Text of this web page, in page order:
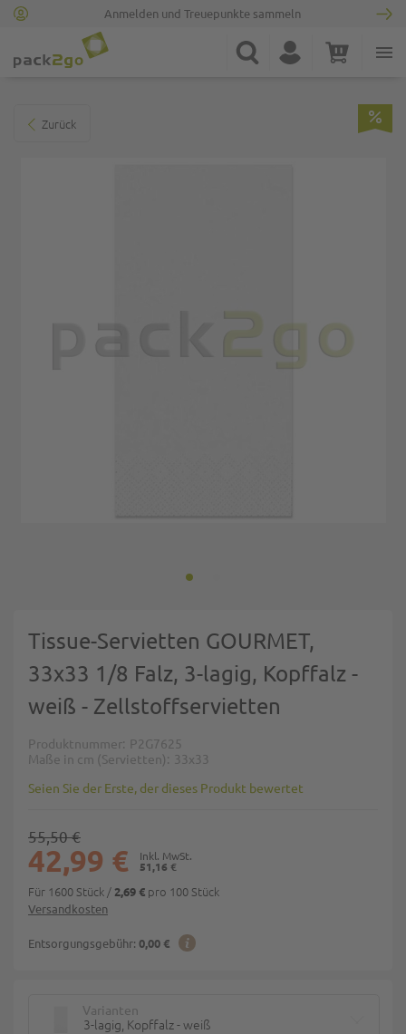
Anmelden und Treuepunkte sammeln
Suche Konto Warenkorb
Zurück
Tissue-Servietten GOURMET,
33x33 1/8 Falz, 3-lagig, Kopffalz -
weiß - Zellstoffservietten
Produktnummer P2G7625
Maße in cm (Servietten)
33x33
Seien Sie der Erste, der dieses Produkt bewertet
Versandkosten
Entsorgungsgebühr: 0,00 €
51,16 €
42,99 €
55,50 €
Für 1600 Stück / 2,69 € pro 100 Stück
Varianten
3-lagig, Kopffalz - weiß